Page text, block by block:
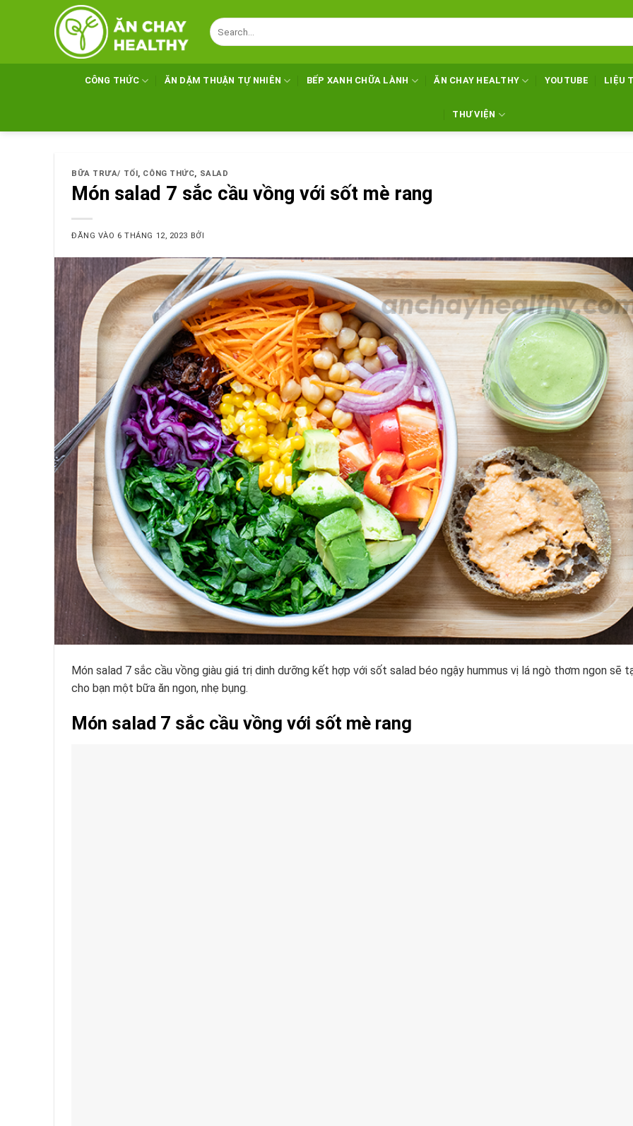
dung
CÔNG THỨC ĂN DẶM THUẬN TỰ NHIÊN BẾP XANH CHỮA LÀNH ĂN CHAY HEALTHY YOUTUBE LIỆU
THƯ VIỆN
BỮA TRƯA/ TỐI, CÔNG THỨC, SALAD
Món salad 7 sắc cầu vồng với sốt mè rang
ĐĂNG VÀO 6 THÁNG 12, 2023 BỞI
Món salad 7 sắc cầu vồng giàu giá trị dinh dưỡng kết hợp với sốt salad béo ngậy hummus vị lá ngò thơm ngon sẽ
cho bạn một bữa ăn ngon, nhẹ bụng.
Món salad 7 sắc cầu vồng với sốt mè rang